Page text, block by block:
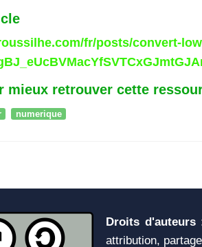
fr/posts/convert-
mieux retrouver cette
numerique
Droits d'auteurs
attribution,